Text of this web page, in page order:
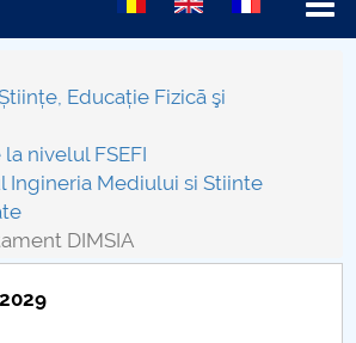
al Proiectelor
Facultăți
Educație Fizicã şi
nivelul FSEFI
Ingineria Mediului si Stiinte
DIMSIA